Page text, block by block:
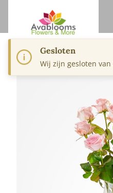
Gesloten
Wij zijn gesloten van